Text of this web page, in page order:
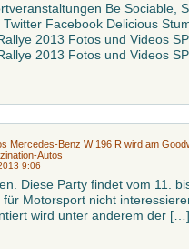
Be Sociable,
Facebook Delicious
2013 Fotos und Videos
2013 Fotos und Videos
Mercedes-Benz W 196 R wird am
Autos
9:06
Diese Party findet vom 11.
Motorsport nicht
wird unter anderem der […]